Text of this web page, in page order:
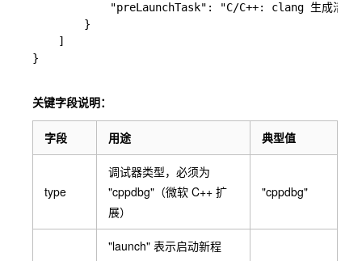
"preLaunchTask": "C/C++: clang 生成活动
        }
    ]
}
关键字段说明：
字段 用途 典型值
type
调试器类型，必须为
"cppdbg" （微软 C++ 扩
展）
"cppdbg"
"launch" 表示启动新程